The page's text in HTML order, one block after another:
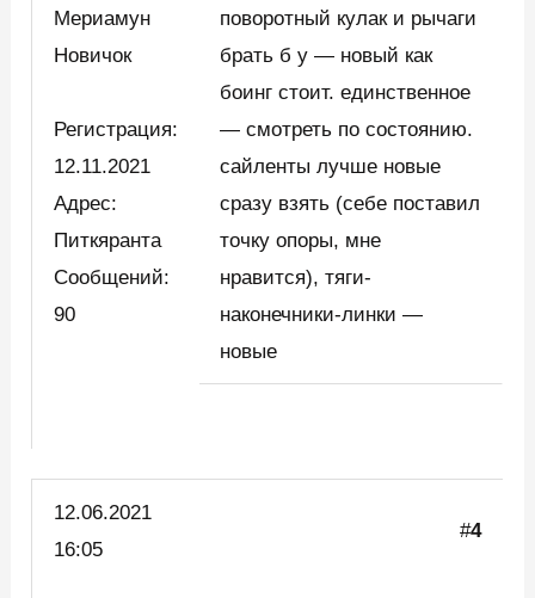
Мериамун
Новичок
Регистрация:
12.11.2021
Адрес:
Питкяранта
Сообщений:
90
поворотный кулак и рычаги
брать б у — новый как
боинг стоит. единственное
— смотреть по состоянию.
сайленты лучше новые
сразу взять (себе поставил
точку опоры, мне
нравится), тяги-
наконечники-линки —
новые
12.06.2021
16:05
#4